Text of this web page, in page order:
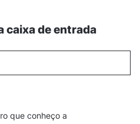
caixa de entrada
que conheço a